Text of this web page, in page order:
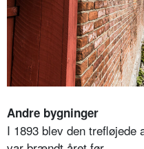
Andre bygninger
I 1893 blev den trefløjede